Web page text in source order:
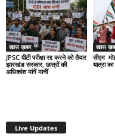
खास ख़बर
JPSC पीटी परीक्षा रद्द करने को तैयार
झारखंड सरकार, छात्रों की
अधिकांश मांगें मानीं
खास
सीएम
यात्रा
Live Updates